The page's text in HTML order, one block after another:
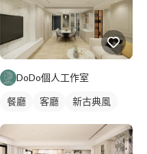
DoDo個人工作室
餐廳 客廳 新古典風